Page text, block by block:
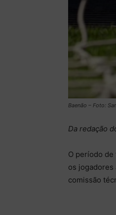
Baenão – Foto:
Da redação
O período
os jogadores
comissão